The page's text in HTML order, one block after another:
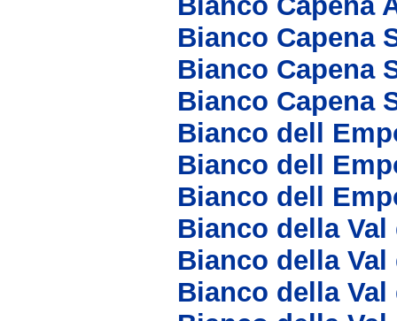
Bianco Capena
Bianco Capena
Bianco Capena
Bianco dell
Bianco dell
Bianco dell
Bianco della
Bianco della
Bianco della